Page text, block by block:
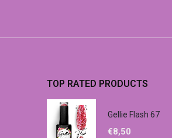
TOP RATED PRODUCTS
Gellie Flash 67
€8,50